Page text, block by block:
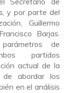
y por parte del
Guillermo
Barjas.
de
partidos
actual de la
abordar los
en el análisis